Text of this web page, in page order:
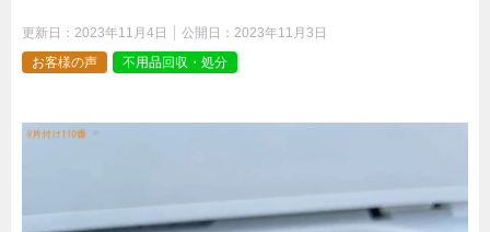
更新日： 2023年11月4日 公開日： 2023年11月3日
お客様の声
不用品回収・処分